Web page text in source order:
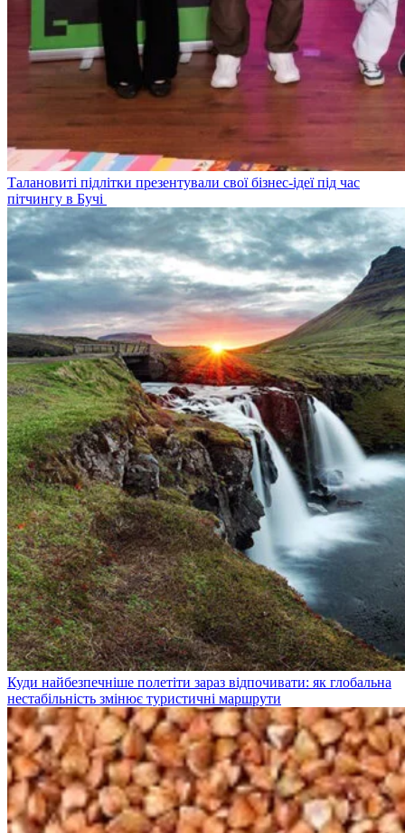
Талановиті підлітки презентували свої бізнес-ідеї під час
пітчингу в Бучі
Куди найбезпечніше полетіти зараз відпочивати: як глобальна
нестабільність змінює туристичні маршрути